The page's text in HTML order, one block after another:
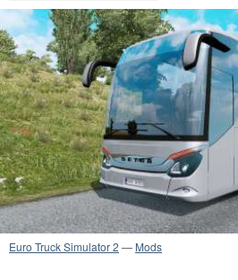
Euro Truck Simulator 2 — Mods